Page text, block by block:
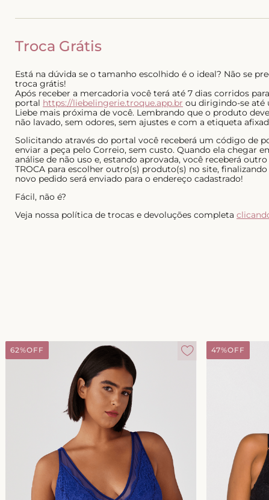
Troca Grátis
Está na dúvida se o tamanho escolhido é o ideal? Não se
troca grátis!
Após receber a mercadoria você terá até 7 dias corridos
portal https://liebelingerie.troque.app.br ou dirigindo-se até
Liebe mais próxima de você. Lembrando que o produto
não lavado, sem odores, sem ajustes e com a etiqueta
Solicitando através do portal você receberá um código de
enviar a peça pelo Correio, sem custo. Quando ela chegar
análise de não uso e, estando aprovada, você receberá
TROCA para escolher outro(s) produto(s) no site,
novo pedido será enviado para o endereço cadastrado!
Fácil, não é?
Veja nossa política de trocas e devoluções completa
62%OFF 47%OFF